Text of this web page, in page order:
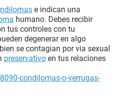
e indican una
humano. Debes recibir
tus controles con tu
degenerar en algo
se contagian por via sexual
preservativo en tus relaciones
condilomas-o-verrugas-